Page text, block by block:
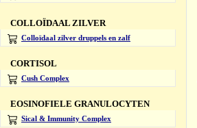
COLLOÏDAAL ZILVER
Colloïdaal zilver druppels en zalf
CORTISOL
Cush Complex
EOSINOFIELE GRANULOCYTEN
Sical & Immunity Complex